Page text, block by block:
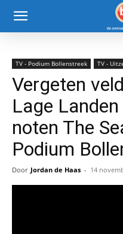
TV - Podium Bollenstreek TV -
Vergeten
Lage
noten The
Podium
Door Jordan de Haas - 14